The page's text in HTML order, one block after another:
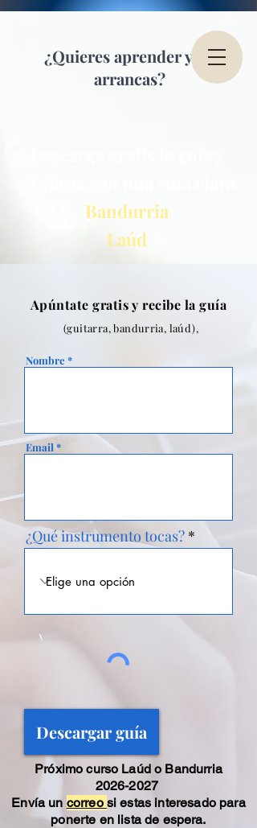
¿Quieres aprender y no
arrancas?
Bandurria
Laúd
Apúntate gratis y recibe la guía
(guitarra, bandurria, laúd),
Nombre
Email
¿Qué instrumento tocas?
Descargar guía
Próximo curso Laúd o Bandurria
2026-2027
Envía un correo si estas interesado para
ponerte en lista de espera.